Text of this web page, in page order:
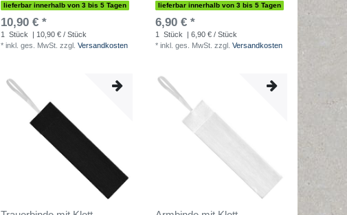
lieferbar innerhalb von 3 bis 5 Tagen
10,90 € *
1 Stück
| 10,90 € / Stück
* inkl. ges. MwSt. zzgl. Versandkosten
lieferbar innerhalb von 3 bis 5 Tagen
6,90 € *
1 Stück
| 6,90 € / Stück
* inkl. ges. MwSt. zzgl. Versandkosten